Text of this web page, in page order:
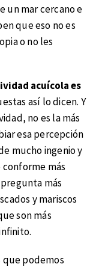
un mar cercano e
que eso no es
o no les
acuícola es
así lo dicen. Y
no es la más
esa percepción
mucho ingenio y
conforme más
más
y mariscos
son más
que podemos